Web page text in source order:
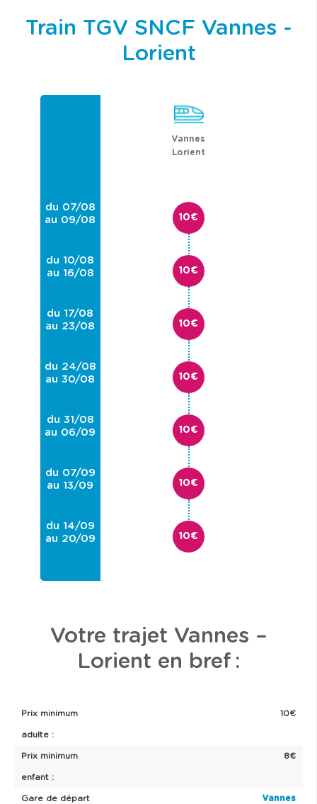
Train TGV SNCF Vannes -
Lorient
du 07/08
au 09/08
du 10/08
au 16/08
du 17/08
au 23/08
du 24/08
au 30/08
du 31/08
au 06/09
du 07/09
au 13/09
du 14/09
au 20/09
Vannes
Lorient
10€
10€
10€
10€
10€
10€
10€
Votre trajet Vannes –
Lorient en bref :
Prix minimum
adulte :
10€
Prix minimum
enfant :
8€
Gare de départ Vannes